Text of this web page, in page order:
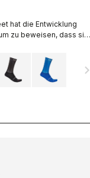
hat die Entwicklung
zu beweisen, dass sie
navigate_next